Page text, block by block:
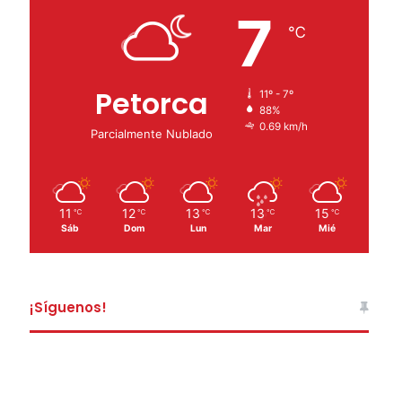
Petorca
Parcialmente Nublado
7 ℃
11º - 7º
88%
0.69 km/h
11 ℃
Sáb
12 ℃
Dom
13 ℃
Lun
13 ℃
Mar
15 ℃
Mié
¡Síguenos!